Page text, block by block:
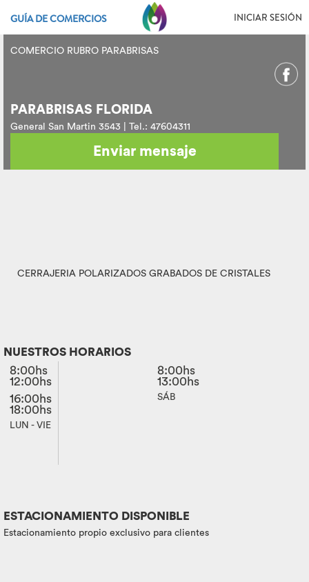
GUÍA DE COMERCIOS INICIAR SESIÓN
COMERCIO RUBRO PARABRISAS
PARABRISAS FLORIDA
General San Martin 3543 | Tel.: 47604311
Enviar mensaje
CERRAJERIA POLARIZADOS GRABADOS DE CRISTALES
NUESTROS HORARIOS
8:00hs
12:00hs
16:00hs
18:00hs
LUN - VIE
8:00hs
13:00hs
SÁB
ESTACIONAMIENTO DISPONIBLE
Estacionamiento propio exclusivo para clientes